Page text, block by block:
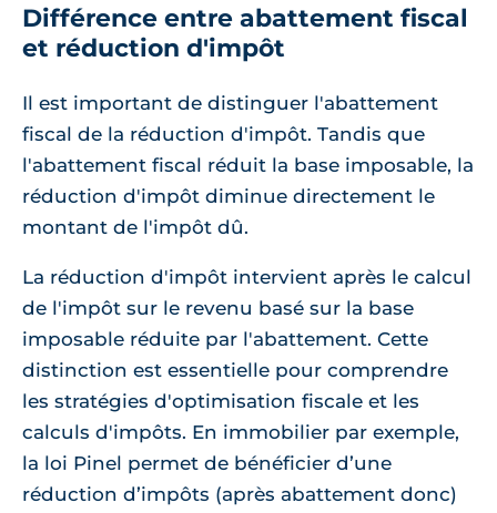
Différence entre abattement fiscal
et réduction d'impôt
Il est important de distinguer l'abattement
fiscal de la réduction d'impôt. Tandis que
l'abattement fiscal réduit la base imposable, la
réduction d'impôt diminue directement le
montant de l'impôt dû.
La réduction d'impôt intervient après le calcul
de l'impôt sur le revenu basé sur la base
imposable réduite par l'abattement. Cette
distinction est essentielle pour comprendre
les stratégies d'optimisation fiscale et les
calculs d'impôts. En immobilier par exemple,
la loi Pinel permet de bénéficier d’une
réduction d’impôts (après abattement donc)